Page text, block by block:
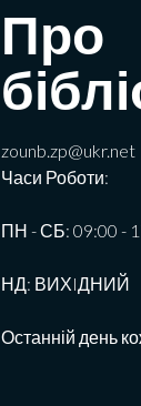
Про
zounb.zp@ukr.net
Часи Роботи:
ПН - СБ: 09:00 -
НД: ВИХIДНИЙ
Останній день